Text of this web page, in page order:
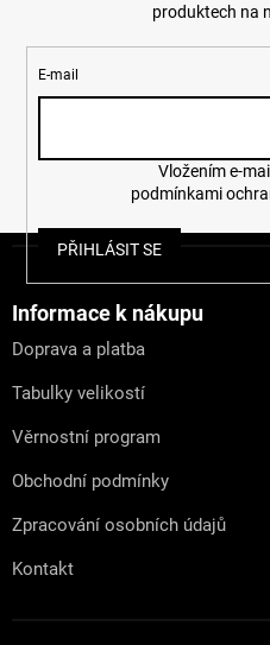
produktech na
E-mail
podmínkami
PŘIHLÁSIT SE
Informace k nákupu
Doprava a platba
Tabulky velikostí
Věrnostní program
Obchodní podmínky
Zpracování osobních údajů
Kontakt